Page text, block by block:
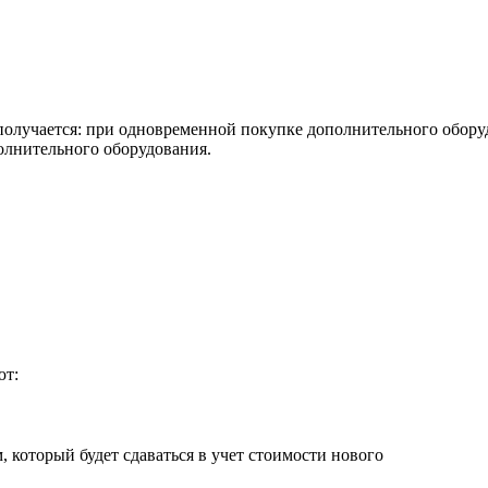
при одновременной покупке дополнительного
оборудования.
будет сдаваться в учет стоимости нового